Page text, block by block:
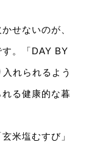
せないのが、
す。「DAY BY
れられるよう
る健康的な暮
米塩むすび」